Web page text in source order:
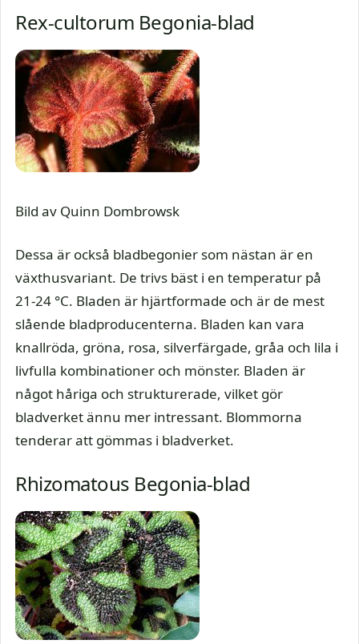
Rex-cultorum Begonia-blad
Bild av Quinn Dombrowsk
Dessa är också bladbegonier som nästan är en
växthusvariant. De trivs bäst i en temperatur på
21-24 °C. Bladen är hjärtformade och är de mest
slående bladproducenterna. Bladen kan vara
knallröda, gröna, rosa, silverfärgade, gråa och lila i
livfulla kombinationer och mönster. Bladen är
något håriga och strukturerade, vilket gör
bladverket ännu mer intressant. Blommorna
tenderar att gömmas i bladverket.
Rhizomatous Begonia-blad